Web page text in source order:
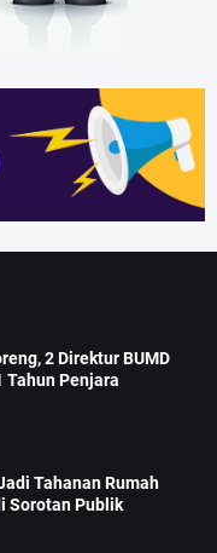
2 Direktur BUMD
Tahun Penjara
Tahanan Rumah
Sorotan Publik